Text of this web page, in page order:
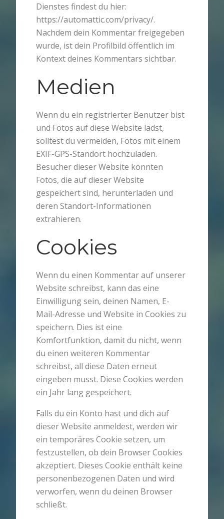
Dienstes findest du hier:
https://automattic.com/privacy/.
Nachdem dein Kommentar freigegeben
wurde, ist dein Profilbild öffentlich im
Kontext deines Kommentars sichtbar.
Medien
Wenn du ein registrierter Benutzer bist
und Fotos auf diese Website lädst,
solltest du vermeiden, Fotos mit einem
EXIF-GPS-Standort hochzuladen.
Besucher dieser Website könnten
Fotos, die auf dieser Website
gespeichert sind, herunterladen und
deren Standort-Informationen
extrahieren.
Cookies
Wenn du einen Kommentar auf unserer
Website schreibst, kann das eine
Einwilligung sein, deinen Namen, E-
Mail-Adresse und Website in Cookies zu
speichern. Dies ist eine
Komfortfunktion, damit du nicht, wenn
du einen weiteren Kommentar
schreibst, all diese Daten erneut
eingeben musst. Diese Cookies werden
ein Jahr lang gespeichert.
Falls du ein Konto hast und dich auf
dieser Website anmeldest, werden wir
ein temporäres Cookie setzen, um
festzustellen, ob dein Browser Cookies
akzeptiert. Dieses Cookie enthält keine
personenbezogenen Daten und wird
verworfen, wenn du deinen Browser
schließt.